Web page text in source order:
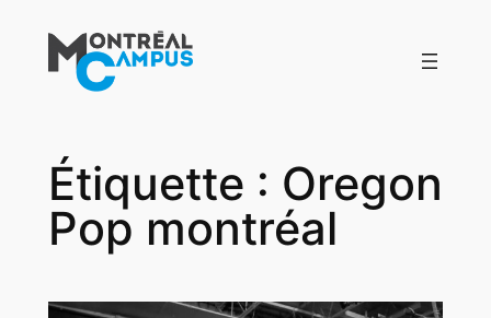
contenu
Étiquette : Oregon
Pop montréal